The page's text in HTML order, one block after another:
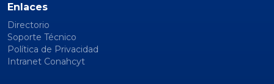
Enlaces
Directorio
Soporte Técnico
Política de Privacidad
Intranet Conahcyt